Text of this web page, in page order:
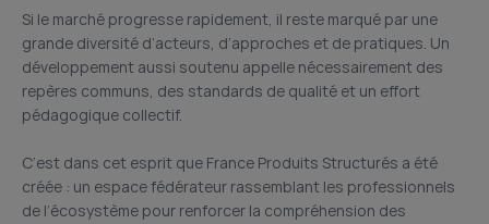
Si le marché progresse rapidement, il reste marqué par une
grande diversité d’acteurs, d’approches et de pratiques. Un
développement aussi soutenu appelle nécessairement des
repères communs, des standards de qualité et un effort
pédagogique collectif.
C’est dans cet esprit que France Produits Structurés a été
créée : un espace fédérateur rassemblant les professionnels
de l’écosystème pour renforcer la compréhension des